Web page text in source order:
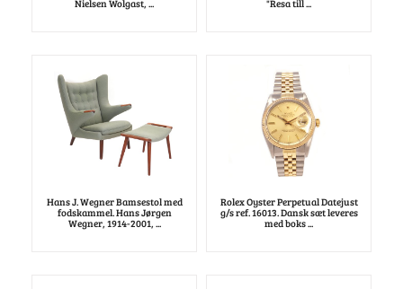
Nielsen Wolgast, ...
"Resa till ...
Hans J. Wegner Bamsestol med
fodskammel. Hans Jørgen
Wegner, 1914-2001, ...
Rolex Oyster Perpetual Datejust
g/s ref. 16013. Dansk sæt leveres
med boks ...